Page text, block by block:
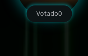
Votado0